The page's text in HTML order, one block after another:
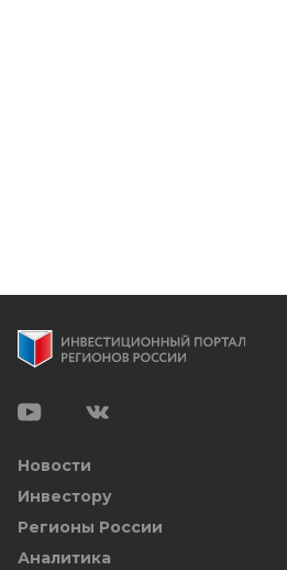
Новости
Инвестору
Регионы России
Аналитика